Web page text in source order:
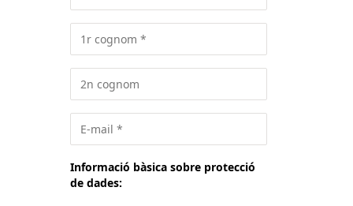
Informació bàsica sobre protecció
de dades: